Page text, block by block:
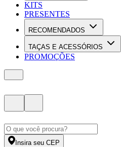
KITS
PRESENTES
RECOMENDADOS
TAÇAS E ACESSÓRIOS
PROMOÇÕES
Insira seu CEP